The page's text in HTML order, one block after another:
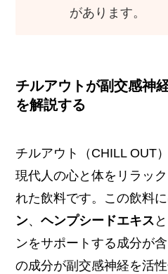
があります。
チルアウトが副交感神
を解説する
チルアウト（CHILL OUT
現代人の心と体をリラッ
れた飲料です。この飲料
ン、ヘンプシードエキス
ンをサポートする成分が
の成分が副交感神経を活